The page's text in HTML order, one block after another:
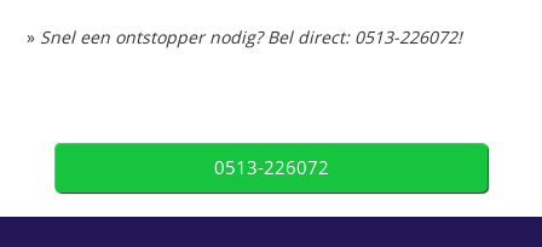
» Snel een ontstopper nodig? Bel direct: 0513-226072!
0513-226072